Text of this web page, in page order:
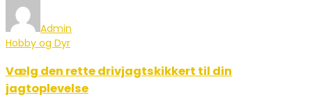
Admin
Hobby og Dyr
Vælg den rette drivjagtskikkert til din
jagtoplevelse